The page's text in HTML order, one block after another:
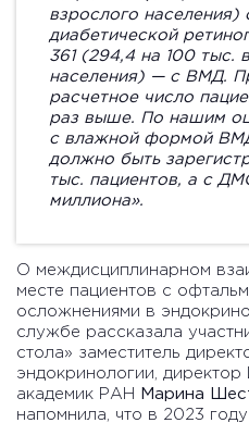
взрослого населения)
диабетической
361 (294,4 на 100 тыс.
населения) — с ВМД.
расчетное число
раз выше. По нашим
с влажной формой
должно быть
тыс. пациентов, а с
миллиона».
О междисциплинарном
месте пациентов с
осложнениями в
службе рассказала
стола» заместитель
эндокринологии, директор
академик РАН
Марина
напомнила, что в 2023